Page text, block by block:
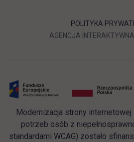
POLITYKA
AGENCJA INTERAKTYWNA
Modernizacja strony
potrzeb osób z
standardami WCAG) zostało